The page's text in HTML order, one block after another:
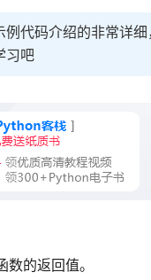
代码介绍的非常详
习吧
的返回值。